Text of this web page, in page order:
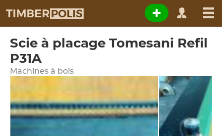
Scie à placage Tomesani Refil
P31A
Machines à bois